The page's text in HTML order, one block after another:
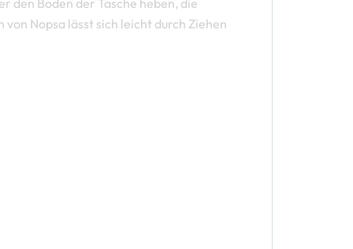
Nopsa lässt sich leicht durch Ziehen